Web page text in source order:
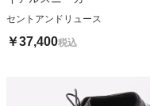
セントアンドリュース
￥37,400税込